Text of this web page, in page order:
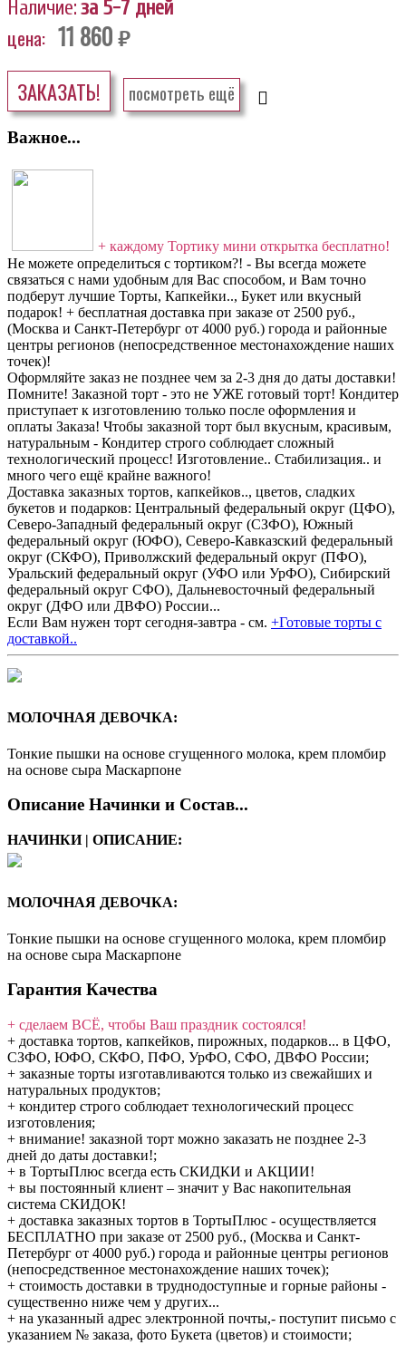
Наличие:за 5-7 дней
цена: 11 860 руб.
ЗАКАЗАТЬ! посмотреть ещё
Важное...
+ каждому Тортику мини открытка бесплатно!
Не можете определиться с тортиком?! - Вы всегда можете
связаться с нами удобным для Вас способом, и Вам точно
подберут лучшие Торты, Капкейки.., Букет или вкусный
подарок! + бесплатная доставка при заказе от 2500 руб.,
(Москва и Санкт-Петербург от 4000 руб.) города и районные
центры регионов (непосредственное местонахождение наших
точек)!
Оформляйте заказ не позднее чем за 2-3 дня до даты доставки!
Помните! Заказной торт - это не УЖЕ готовый торт! Кондитер
приступает к изготовлению только после оформления и
оплаты Заказа! Чтобы заказной торт был вкусным, красивым,
натуральным - Кондитер строго соблюдает сложный
технологический процесс! Изготовление.. Стабилизация.. и
много чего ещё крайне важного!
Доставка заказных тортов, капкейков.., цветов, сладких
букетов и подарков: Центральный федеральный округ (ЦФО),
Северо-Западный федеральный округ (СЗФО), Южный
федеральный округ (ЮФО), Северо-Кавказский федеральный
округ (СКФО), Приволжский федеральный округ (ПФО),
Уральский федеральный округ (УФО или УрФО), Сибирский
федеральный округ СФО), Дальневосточный федеральный
округ (ДФО или ДВФО) России...
Если Вам нужен торт сегодня-завтра - см. +Готовые торты с
доставкой..
МОЛОЧНАЯ ДЕВОЧКА:
Тонкие пышки на основе сгущенного молока, крем пломбир
на основе сыра Маскарпоне
Описание Начинки и Состав...
НАЧИНКИ | ОПИСАНИЕ:
МОЛОЧНАЯ ДЕВОЧКА:
Тонкие пышки на основе сгущенного молока, крем пломбир
на основе сыра Маскарпоне
Гарантия Качества
+ сделаем ВСЁ, чтобы Ваш праздник состоялся!
+ доставка тортов, капкейков, пирожных, подарков... в ЦФО,
СЗФО, ЮФО, СКФО, ПФО, УрФО, СФО, ДВФО России;
+ заказные торты изготавливаются только из свежайших и
натуральных продуктов;
+ кондитер строго соблюдает технологический процесс
изготовления;
+ внимание! заказной торт можно заказать не позднее 2-3
дней до даты доставки!;
+ в ТортыПлюс всегда есть СКИДКИ и АКЦИИ!
+ вы постоянный клиент – значит у Вас накопительная
система СКИДОК!
+ доставка заказных тортов в ТортыПлюс - осуществляется
БЕСПЛАТНО при заказе от 2500 руб., (Москва и Санкт-
Петербург от 4000 руб.) города и районные центры регионов
(непосредственное местонахождение наших точек);
+ стоимость доставки в труднодоступные и горные районы -
существенно ниже чем у других...
+ на указанный адрес электронной почты,- поступит письмо с
указанием № заказа, фото Букета (цветов) и стоимости;